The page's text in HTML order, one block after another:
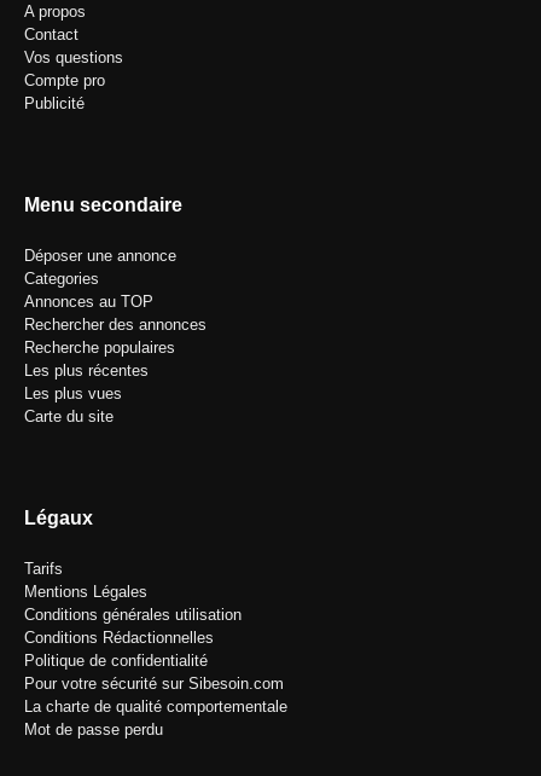
A propos
Contact
Vos questions
Compte pro
Publicité
Menu secondaire
Déposer une annonce
Categories
Annonces au TOP
Rechercher des annonces
Recherche populaires
Les plus récentes
Les plus vues
Carte du site
Légaux
Tarifs
Mentions Légales
Conditions générales utilisation
Conditions Rédactionnelles
Politique de confidentialité
Pour votre sécurité sur Sibesoin.com
La charte de qualité comportementale
Mot de passe perdu